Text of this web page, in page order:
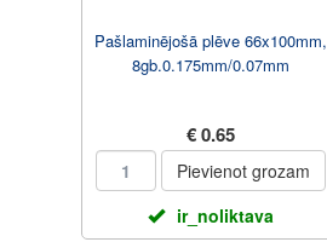
Pašlaminējošā plēve 66x100mm,
8gb.0.175mm/0.07mm
€ 0.65
Pievienot grozam
ir_noliktava